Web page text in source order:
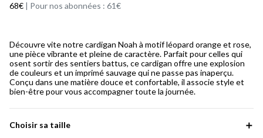
68€ | Pour nos abonnées : 61€
Découvre vite notre cardigan Noah à motif léopard orange et rose,
une pièce vibrante et pleine de caractère. Parfait pour celles qui
osent sortir des sentiers battus, ce cardigan offre une explosion
de couleurs et un imprimé sauvage qui ne passe pas inaperçu.
Conçu dans une matière douce et confortable, il associe style et
bien-être pour vous accompagner toute la journée.
Choisir sa taille